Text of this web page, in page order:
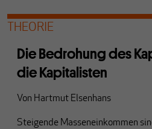
THEORIE
Die Bedrohung des
die Kapitalisten
Von Hartmut Elsenhans
Steigende Masseneinkommen